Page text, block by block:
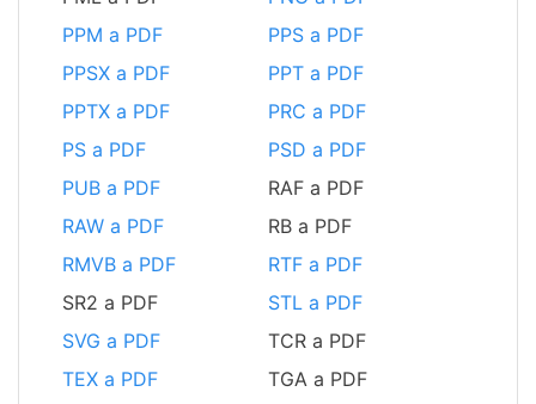
PPM a PDF
PPS a PDF
PPSX a PDF
PPT a PDF
PPTX a PDF
PRC a PDF
PS a PDF
PSD a PDF
PUB a PDF
RAF a PDF
RAW a PDF
RB a PDF
RMVB a PDF
RTF a PDF
SR2 a PDF
STL a PDF
SVG a PDF
TCR a PDF
TEX a PDF
TGA a PDF